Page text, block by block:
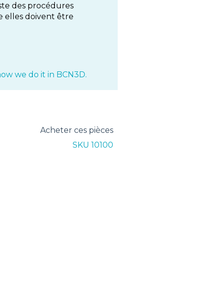
des procédures
elles doivent être
we do it in BCN3D.
Acheter ces pièces
SKU 10100